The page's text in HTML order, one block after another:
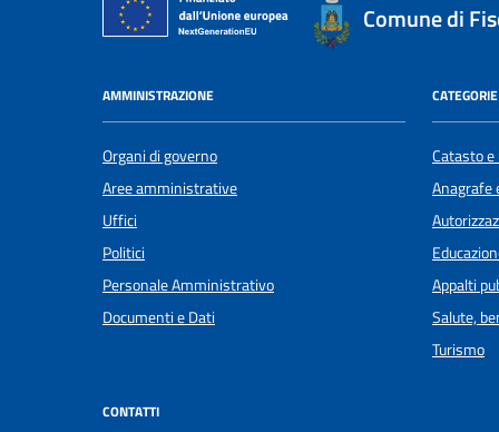
Comune di
AMMINISTRAZIONE
Organi di governo
Aree amministrative
Uffici
Politici
Personale Amministrativo
Documenti e Dati
Catasto
Anagrafe
Appalti
Salute,
Turismo
CONTATTI